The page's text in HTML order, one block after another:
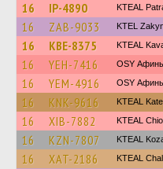
16 IP-4890 KTEAL
16 ZAB-9033 KTEL
16 KBE-8375 KTEAL
16 YEH-7416 OSY
16 YEM-4916 OSY
16 KNK-9616 KTEAL
16 XIB-7882 KTEAL
16 KZN-7807 KTEAL
16 XAT-2186 KTEAL